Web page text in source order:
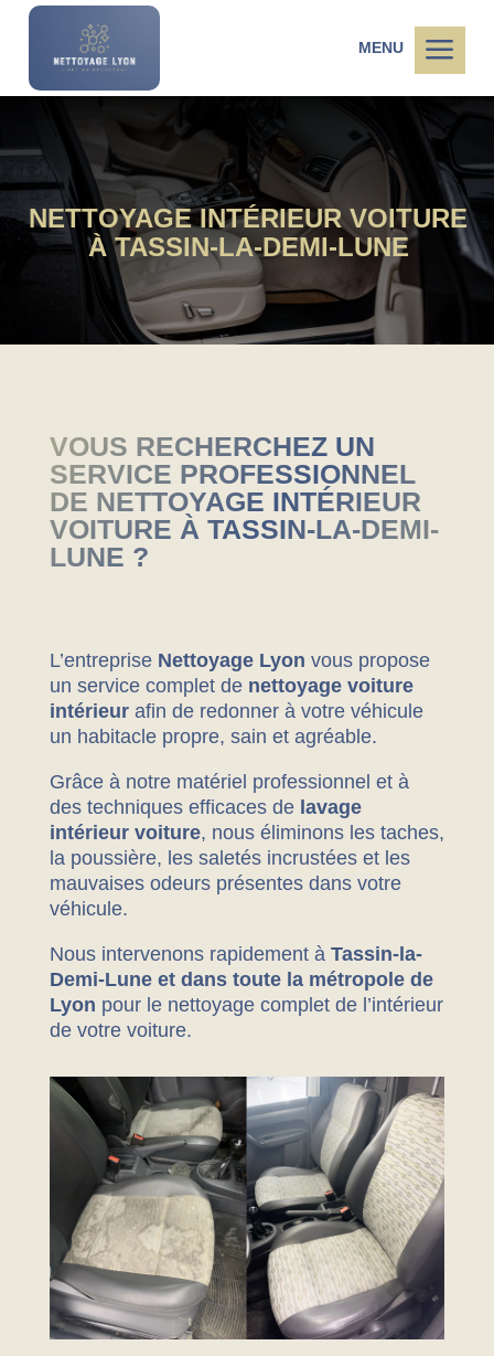
MENU a
NETTOYAGE INTÉRIEUR VOITURE
À TASSIN-LA-DEMI-LUNE
VOUS RECHERCHEZ UN
SERVICE PROFESSIONNEL
DE NETTOYAGE INTÉRIEUR
VOITURE À TASSIN-LA-DEMI-
LUNE ?
L’entreprise Nettoyage Lyon vous propose
un service complet de nettoyage voiture
intérieurafin de redonner à votre véhicule
un habitacle propre, sain et agréable.
Grâce à notre matériel professionnel et à
des techniques efficaces de lavage
intérieur voiture, nous éliminons les taches,
la poussière, les saletés incrustées et les
mauvaises odeurs présentes dans votre
véhicule.
Nous intervenons rapidement à Tassin-la-
Demi-Lune et dans toute la métropole de
Lyon pour le nettoyage complet de l’intérieur
de votre voiture.